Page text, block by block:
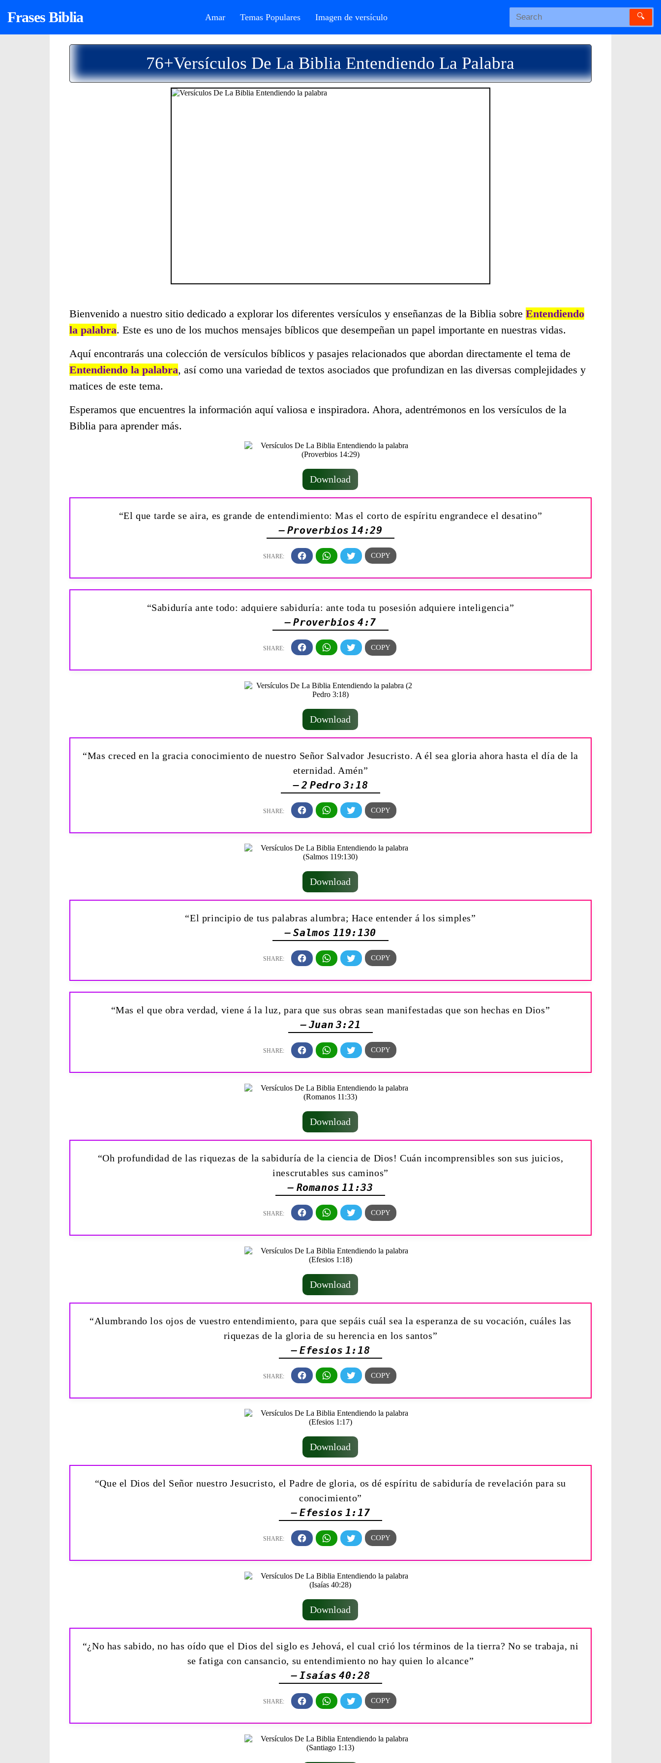
Frases Biblia Amar Temas Populares Imagen de versículo 🔍
76+Versículos De La Biblia Entendiendo La Palabra
Bienvenido a nuestro sitio dedicado a explorar los diferentes versículos y enseñanzas de la Biblia sobre Entendiendo
la palabra. Este es uno de los muchos mensajes bíblicos que desempeñan un papel importante en nuestras vidas.
Aquí encontrarás una colección de versículos bíblicos y pasajes relacionados que abordan directamente el tema de
Entendiendo la palabra, así como una variedad de textos asociados que profundizan en las diversas complejidades y
matices de este tema.
Esperamos que encuentres la información aquí valiosa e inspiradora. Ahora, adentrémonos en los versículos de la
Biblia para aprender más.
Download
“El que tarde se aira, es grande de entendimiento: Mas el corto de espíritu engrandece el desatino”
— Proverbios 14:29
“Sabiduría ante todo: adquiere sabiduría: ante toda tu posesión adquiere inteligencia”
— Proverbios 4:7
Download
“Mas creced en la gracia conocimiento de nuestro Señor Salvador Jesucristo. A él sea gloria ahora hasta el día de la
eternidad. Amén”
— 2 Pedro 3:18
Download
“El principio de tus palabras alumbra; Hace entender á los simples”
— Salmos 119:130
“Mas el que obra verdad, viene á la luz, para que sus obras sean manifestadas que son hechas en Dios”
— Juan 3:21
Download
“Oh profundidad de las riquezas de la sabiduría de la ciencia de Dios! ­Cuán incomprensibles son sus juicios,
inescrutables sus caminos”
— Romanos 11:33
Download
“Alumbrando los ojos de vuestro entendimiento, para que sepáis cuál sea la esperanza de su vocación, cuáles las
riquezas de la gloria de su herencia en los santos”
— Efesios 1:18
Download
“Que el Dios del Señor nuestro Jesucristo, el Padre de gloria, os dé espíritu de sabiduría de revelación para su
conocimiento”
— Efesios 1:17
Download
“¿No has sabido, no has oído que el Dios del siglo es Jehová, el cual crió los términos de la tierra? No se trabaja, ni
se fatiga con cansancio, su entendimiento no hay quien lo alcance”
— Isaías 40:28